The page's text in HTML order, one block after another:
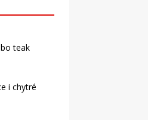
teak
i chytré